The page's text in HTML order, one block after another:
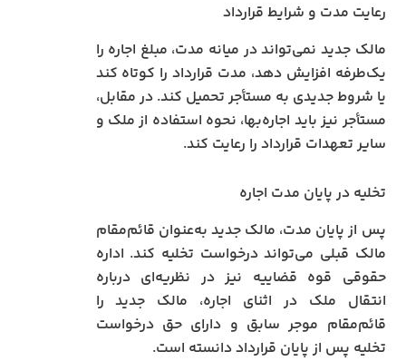
رعایت مدت و شرایط قرارداد
مالک جدید نمی‌تواند در میانه مدت، مبلغ اجاره را
یک‌طرفه افزایش دهد، مدت قرارداد را کوتاه کند
یا شروط جدیدی به مستأجر تحمیل کند. در مقابل،
مستأجر نیز باید اجاره‌بها، نحوه استفاده از ملک و
سایر تعهدات قرارداد را رعایت کند.
تخلیه در پایان مدت اجاره
پس از پایان مدت، مالک جدید به‌عنوان قائم‌مقام
مالک قبلی می‌تواند درخواست تخلیه کند. اداره
حقوقی قوه قضاییه نیز در نظریه‌ای درباره
انتقال ملک در اثنای اجاره، مالک جدید را
قائم‌مقام موجر سابق و دارای حق درخواست
تخلیه پس از پایان قرارداد دانسته است.